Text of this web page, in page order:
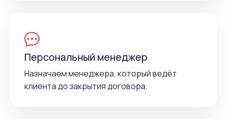
Персональный менеджер
Назначаем менеджера, который ведёт
клиента до закрытия договора.